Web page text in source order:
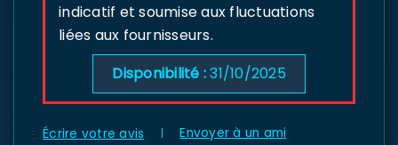
indicatif et soumise aux fluctuations
liées aux fournisseurs.
Disponibilité :31/10/2025
Écrire votre avis Envoyer à un ami